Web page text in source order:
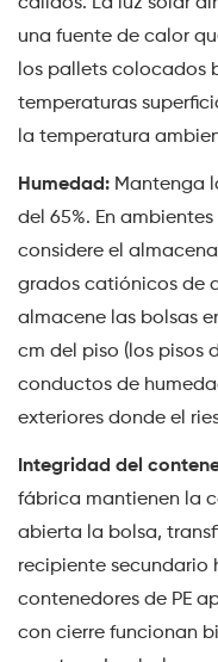
una fuente de calor
los pallets colocados
temperaturas
la temperatura
Humedad: Mantenga
del 65%. En
considere el
grados catiónicos de
almacene las bolsas
cm del piso (los pisos
conductos de
exteriores donde el
Integridad del
fábrica mantienen la
abierta la bolsa,
recipiente secundario
contenedores de PE
con cierre funcionan